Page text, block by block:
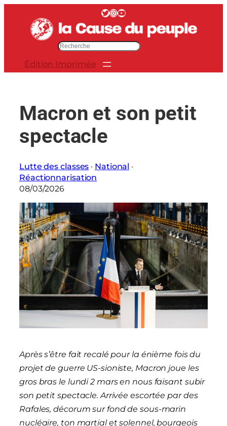
contenu
Twitter InstagramYouTube
c
e
Édition Imprimée
Macron et son petit
spectacle
Lutte des classes · National
Réactionnarisation
08/03/2026
Après s’être fait recalé pour la énième fois du
projet de guerre US-sioniste, Macron joue les
gros bras le lundi 2 mars en nous faisant subir
son petit spectacle. Arrivée escortée par des
Rafales, décorum sur fond de sous-marin
nucléaire, ton martial et solennel, bourgeois